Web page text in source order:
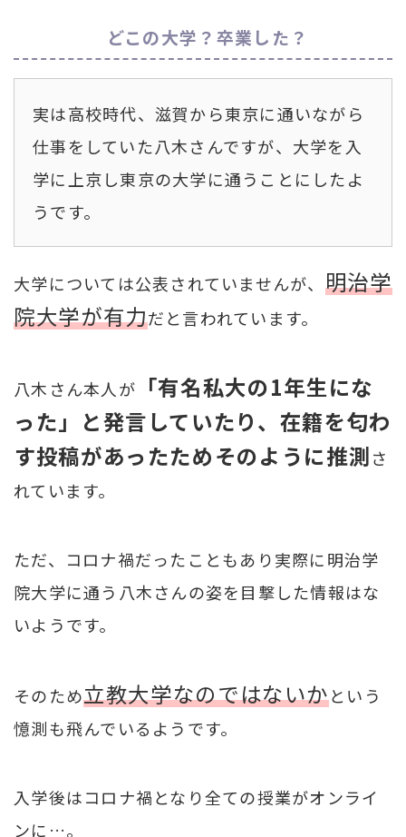
どこの大学？卒業した？
実は高校時代、滋賀から東京に通いながら
仕事をしていた八木さんですが、大学を入
学に上京し東京の大学に通うことにしたよ
うです。
大学については公表されていませんが、 明治学
院大学が有力だと言われています。
八木さん本人が
「有名私大の1年生にな
った」と発言していたり、在籍を匂わ
す投稿があったためそのように推測さ
れています。
ただ、コロナ禍だったこともあり実際に明治学
院大学に通う八木さんの姿を目撃した情報はな
いようです。
そのため立教大学なのではないかという
憶測も飛んでいるようです。
入学後はコロナ禍となり全ての授業がオンライ
ンに…。